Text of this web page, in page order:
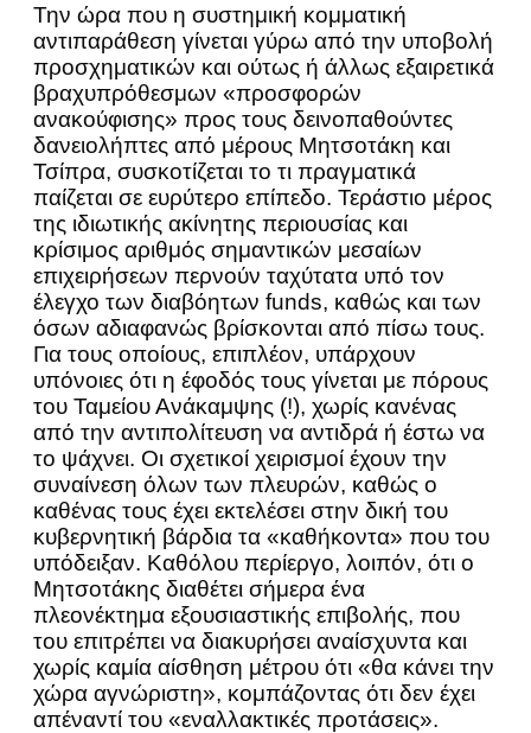
Την ώρα που η συστημική κομματική
αντιπαράθεση γίνεται γύρω από την υποβολή
προσχηματικών και ούτως ή άλλως εξαιρετικά
βραχυπρόθεσμων «προσφορών
ανακούφισης» προς τους δεινοπαθούντες
δανειολήπτες από μέρους Μητσοτάκη και
Τσίπρα, συσκοτίζεται το τι πραγματικά
παίζεται σε ευρύτερο επίπεδο. Τεράστιο μέρος
της ιδιωτικής ακίνητης περιουσίας και
κρίσιμος αριθμός σημαντικών μεσαίων
επιχειρήσεων περνούν ταχύτατα υπό τον
έλεγχο των διαβόητων funds, καθώς και των
όσων αδιαφανώς βρίσκονται από πίσω τους.
Για τους οποίους, επιπλέον, υπάρχουν
υπόνοιες ότι η έφοδός τους γίνεται με πόρους
του Ταμείου Ανάκαμψης (!), χωρίς κανένας
από την αντιπολίτευση να αντιδρά ή έστω να
το ψάχνει. Οι σχετικοί χειρισμοί έχουν την
συναίνεση όλων των πλευρών, καθώς ο
καθένας τους έχει εκτελέσει στην δική του
κυβερνητική βάρδια τα «καθήκοντα» που του
υπόδειξαν. Καθόλου περίεργο, λοιπόν, ότι ο
Μητσοτάκης διαθέτει σήμερα ένα
πλεονέκτημα εξουσιαστικής επιβολής, που
του επιτρέπει να διακυρήσει αναίσχυντα και
χωρίς καμία αίσθηση μέτρου ότι «θα κάνει την
χώρα αγνώριστη», κομπάζοντας ότι δεν έχει
απέναντί του «εναλλακτικές προτάσεις».